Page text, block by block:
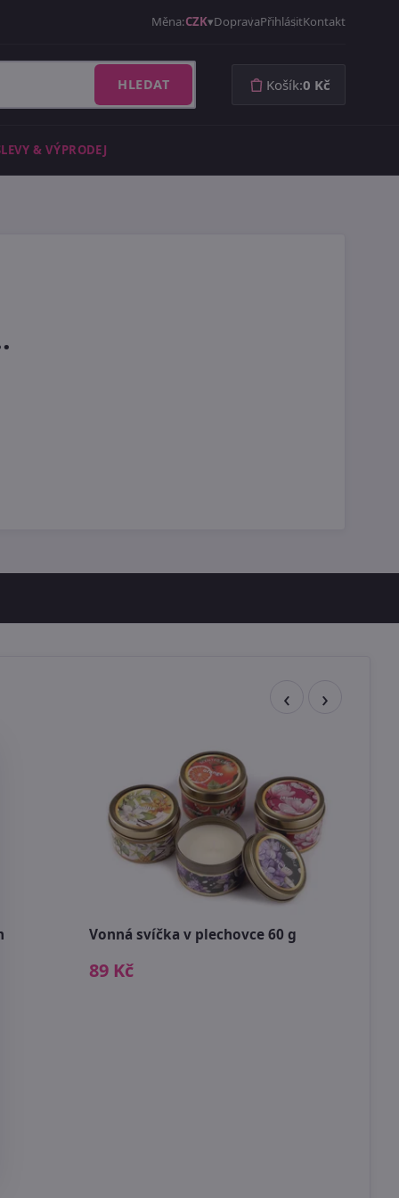
Měna:CZK DopravaPřihlásitKontakt
HLEDAT Košík:0 Kč
& VÝPRODEJ
Vonná svíčka v plechovce 60 g
89 Kč